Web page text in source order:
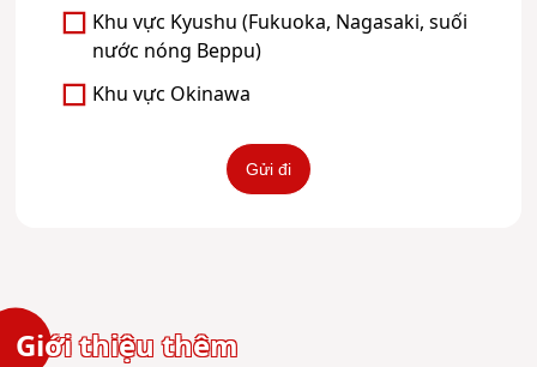
Khu vực Kyushu (Fukuoka, Nagasaki, suối
nước nóng Beppu)
Khu vực Okinawa
Giới thiệu thêm